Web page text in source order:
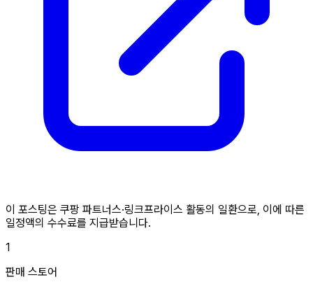
이 포스팅은 쿠팡 파트너스·링크프라이스 활동의 일환으로, 이에 따른
일정액의 수수료를 지급받습니다.
1
판매 스토어